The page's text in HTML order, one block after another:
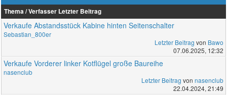
Thema / Verfasser Letzter Beitrag
Verkaufe Abstandsstück Kabine hinten Seitenschalter
Sebastian_800er
Letzter Beitrag von Bawo
07.06.2025, 12:32
Verkaufe Vorderer linker Kotflügel große Baureihe
nasenclub
Letzter Beitrag von nasenclub
22.04.2024, 21:49